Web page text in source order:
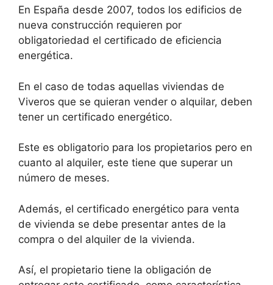
En España desde 2007, todos los edificios de
nueva construcción requieren por
obligatoriedad el certificado de eficiencia
energética.
En el caso de todas aquellas viviendas de
Viveros que se quieran vender o alquilar, deben
tener un certificado energético.
Este es obligatorio para los propietarios pero en
cuanto al alquiler, este tiene que superar un
número de meses.
Además, el certificado energético para venta
de vivienda se debe presentar antes de la
compra o del alquiler de la vivienda.
Así, el propietario tiene la obligación de